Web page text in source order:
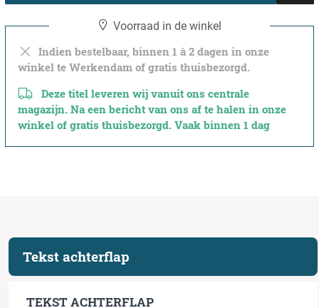
Voorraad in de winkel
Indien bestelbaar, binnen 1 à 2 dagen in onze
winkel te Werkendam of gratis thuisbezorgd.
Deze titel leveren wij vanuit ons centrale
magazijn. Na een bericht van ons af te halen in onze
winkel of gratis thuisbezorgd. Vaak binnen 1 dag
Tekst achterflap
TEKST ACHTERFLAP